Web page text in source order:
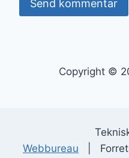
Copyright ©
Webbureau |